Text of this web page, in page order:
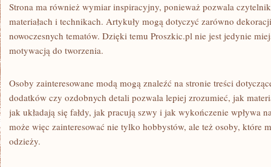
Strona ma również wymiar inspiracyjny, ponieważ pozwala
materiałach i technikach. Artykuły mogą dotyczyć zarówno
nowoczesnych tematów. Dzięki temu Proszkic.pl nie jest jedynie
motywacją do tworzenia.
Osoby zainteresowane modą mogą znaleźć na stronie treści
dodatków czy ozdobnych detali pozwala lepiej zrozumieć, jak
jak układają się fałdy, jak pracują szwy i jak wykończenie wpływa
może więc zainteresować nie tylko hobbystów, ale też osoby, które
odzieży.